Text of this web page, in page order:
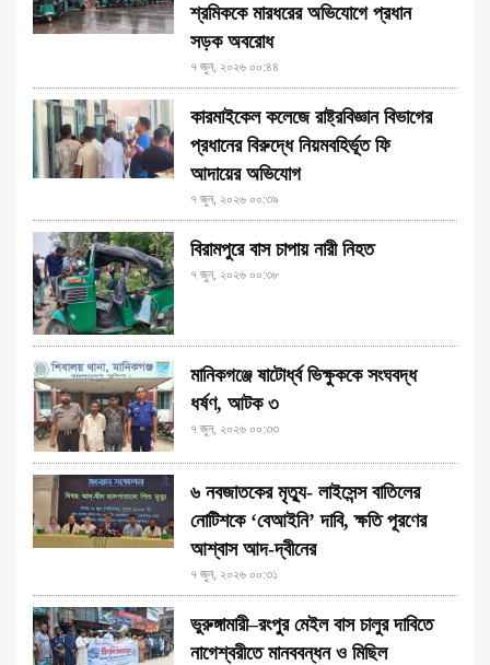
শ্রমিককে মারধরের অভিযোগে প্রধান
সড়ক অবরোধ
৭ জুন, ২০২৬ ০০:৪৪
কারমাইকেল কলেজে রাষ্ট্রবিজ্ঞান বিভাগের
প্রধানের বিরুদ্ধে নিয়মবহির্ভূত ফি
আদায়ের অভিযোগ
৭ জুন, ২০২৬ ০০:৩৯
বিরামপুরে বাস চাপায় নারী নিহত
৭ জুন, ২০২৬ ০০:৩৮
মানিকগঞ্জে ষাটোর্ধ্ব ভিক্ষুককে সংঘবদ্ধ
ধর্ষণ, আটক ৩
৭ জুন, ২০২৬ ০০:৩৩
৬ নবজাতকের মৃত্যু- লাইসেন্স বাতিলের
নোটিশকে ‘বেআইনি’ দাবি, ক্ষতি পূরণের
আশ্বাস আদ-দ্বীনের
৭ জুন, ২০২৬ ০০:৩১
ভুরুঙ্গামারী–রংপুর মেইল বাস চালুর দাবিতে
নাগেশ্বরীতে মানববন্ধন ও মিছিল